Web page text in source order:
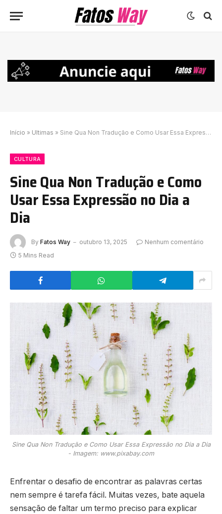
Início » Ultimas » Sine Qua Non Tradução e Como Usar Essa Expressão no Dia a Dia
CULTURA
Sine Qua Non Tradução e Como
Usar Essa Expressão no Dia a
Dia
By Fatos Way outubro 13, 2025
Nenhum comentário
5 Mins Read
Sine Qua Non Tradução e Como Usar Essa Expressão no Dia a Dia
- Imagem: www.pixabay.com
Enfrentar o desafio de encontrar as palavras certas
nem sempre é tarefa fácil. Muitas vezes, bate aquela
sensação de faltar um termo preciso para explicar